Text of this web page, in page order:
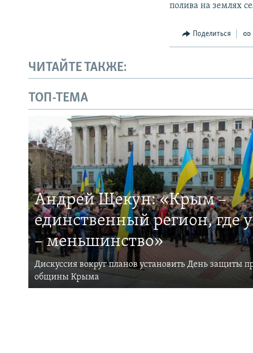
полива на землях
Поделиться
ЧИТАЙТЕ ТАКЖЕ:
ТОП-ТЕМА
Андрей Щекун: «Крым –
единственный регион, где
– меньшинство»
Дискуссия вокруг планов установить День защиты
общины Крыма